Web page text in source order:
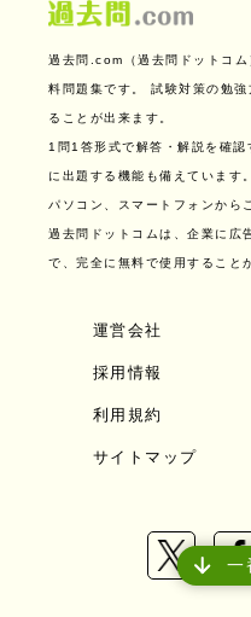
一
過去問.com（過去問ドットコ
料問題集です。 試験対策の勉
ることが出来ます。
1問1答形式で解答・解説を確
に出題する機能も備えています。
パソコン、スマートフォンから
過去問ドットコムは、企業に広
で、完全に無料で使用すること
運営会社
採用情報
利用規約
サイトマップ